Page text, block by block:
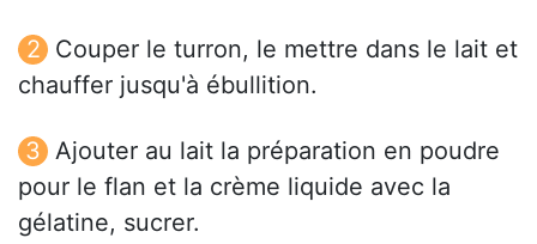
Couper le turron, le mettre dans le lait et
chauffer jusqu'à ébullition.
Ajouter au lait la préparation en poudre
pour le flan et la crème liquide avec la
gélatine, sucrer.